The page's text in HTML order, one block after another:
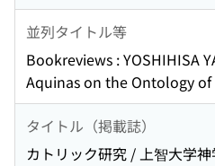
並列タイトル等
Bookreviews : YOSHIHISA
Aquinas on the Ontology of
タイトル（掲載誌）
カトリック研究 / 上智大学